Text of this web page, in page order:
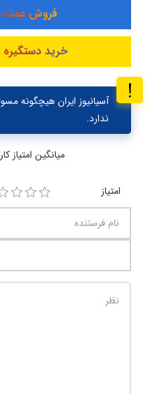
فروش
خرید
آسیانیوز ایران هیچگونه
ندارد.
میانگین امتیاز کاربران:
امتیاز